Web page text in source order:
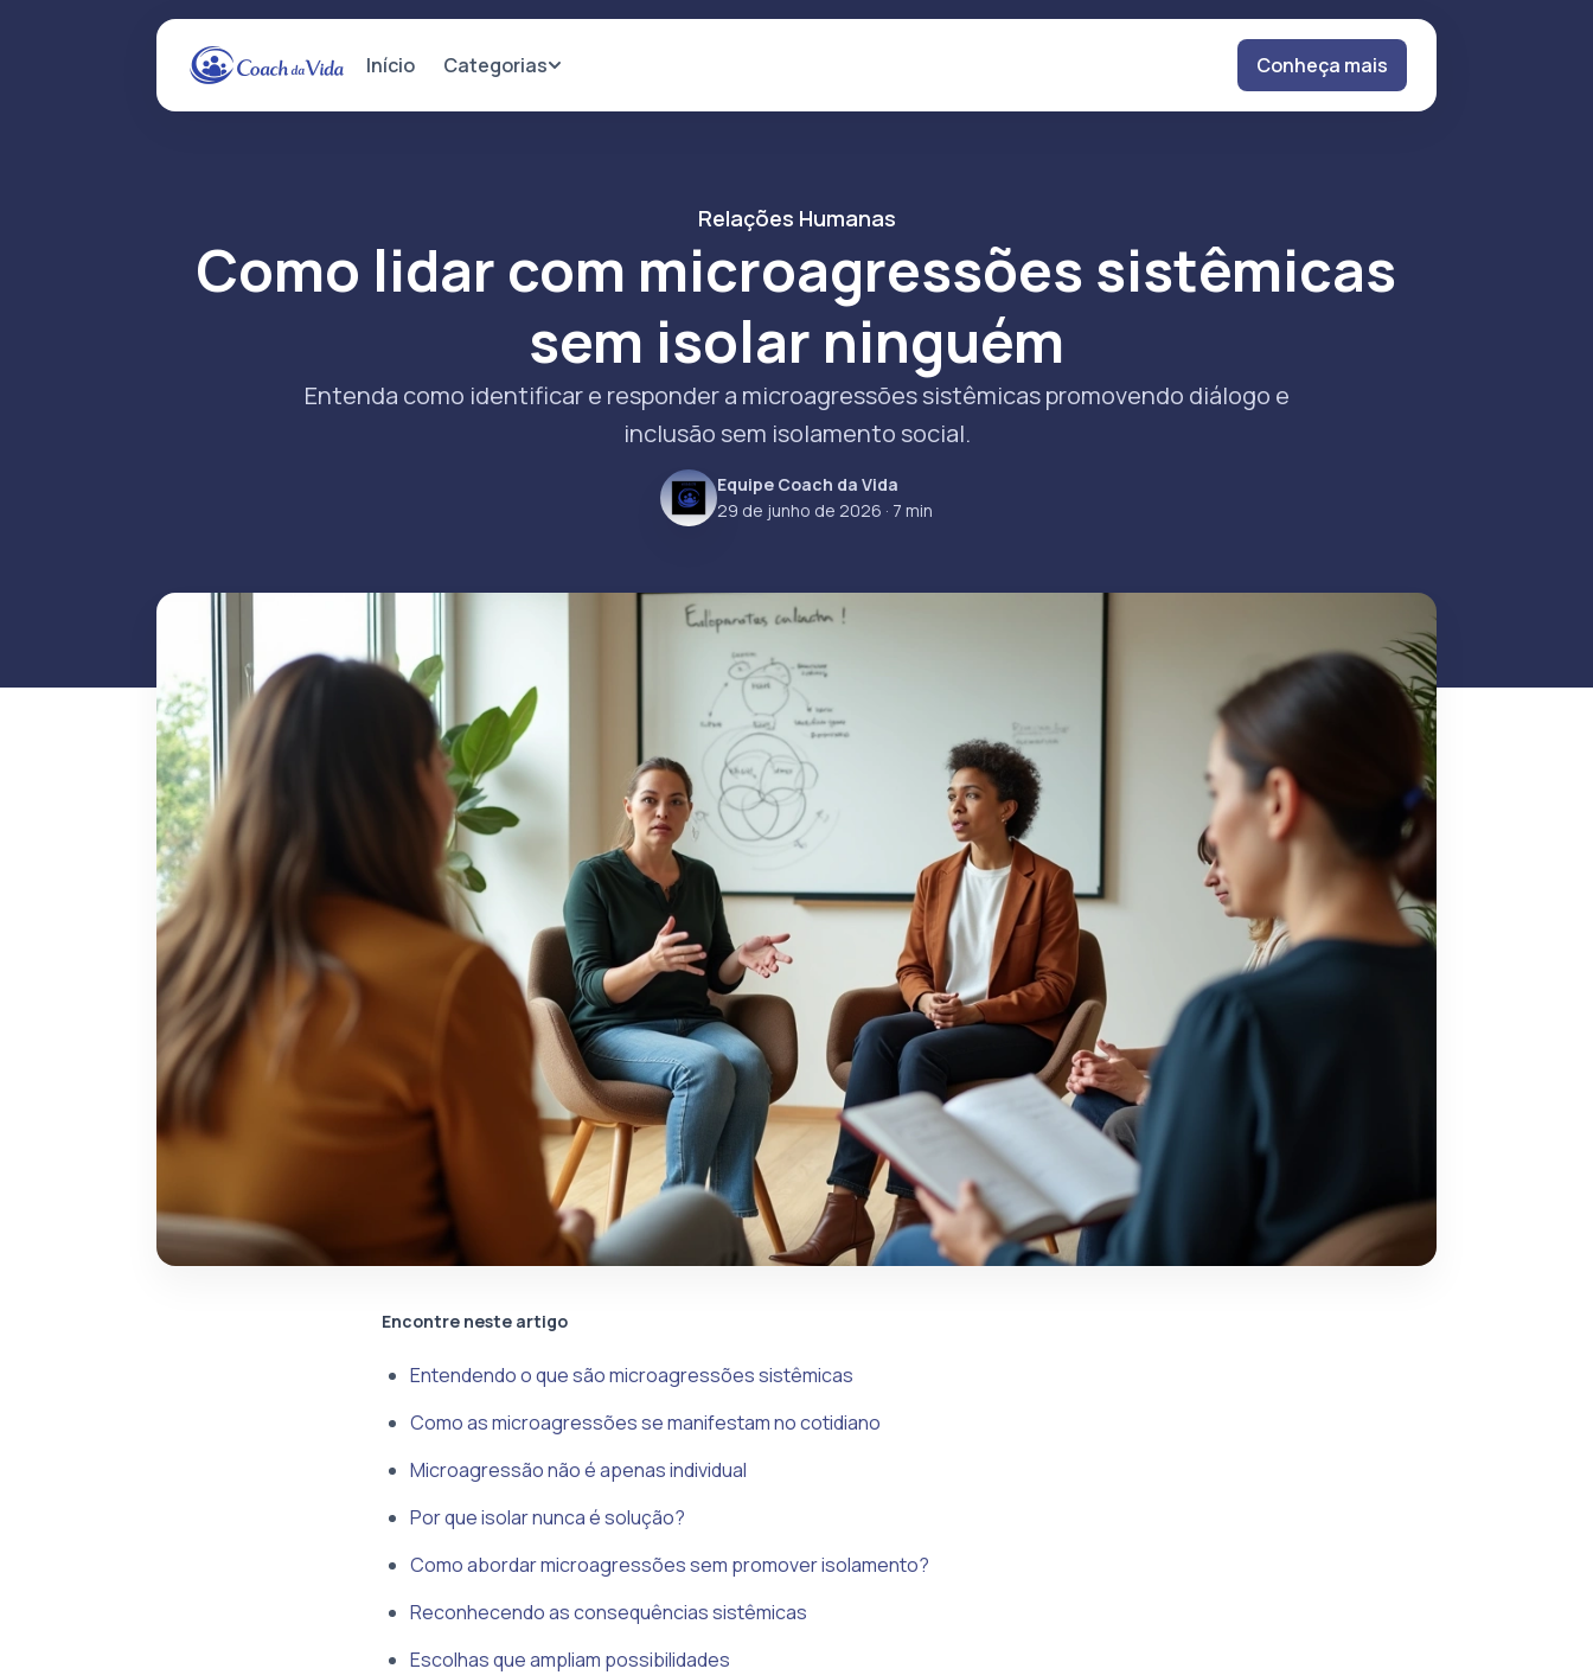
Início Categorias Conheça mais
Relações Humanas
Como lidar com microagressões sistêmicas
sem isolar ninguém
Entenda como identificar e responder a microagressões sistêmicas promovendo diálogo e
inclusão sem isolamento social.
Equipe Coach da Vida
29 de junho de 2026 · 7 min
Encontre neste artigo
Entendendo o que são microagressões sistêmicas
Como as microagressões se manifestam no cotidiano
Microagressão não é apenas individual
Por que isolar nunca é solução?
Como abordar microagressões sem promover isolamento?
Reconhecendo as consequências sistêmicas
Escolhas que ampliam possibilidades